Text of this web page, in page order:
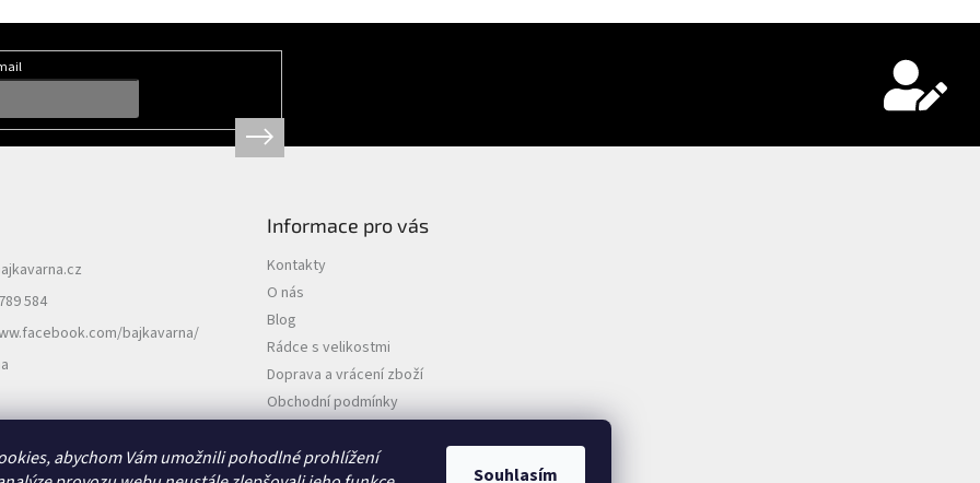
abychom Vám umožnili pohodlné prohlížení
Souhlasím
584
bajkavarna/
Informace pro vás
Kontakty
O nás
Blog
Rádce s velikostmi
Doprava a vrácení zboží
Obchodní podmínky